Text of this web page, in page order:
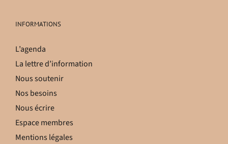
INFORMATIONS
L’agenda
La lettre d’information
Nous soutenir
Nos besoins
Nous écrire
Espace membres
Mentions légales